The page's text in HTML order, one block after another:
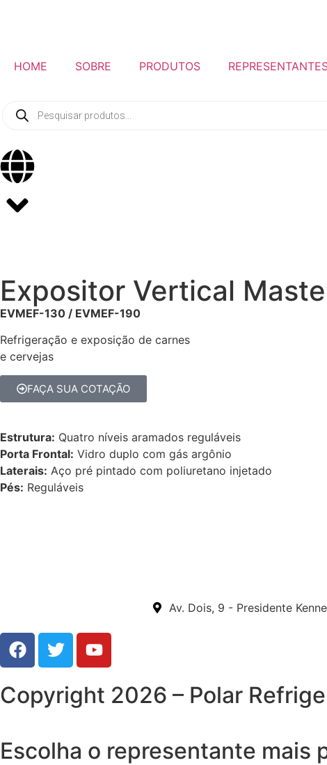
HOME SOBRE PRODUTOS
Expositor Vertical
EVMEF-130 / EVMEF-190
Refrigeração e exposição de carnes
e cervejas
FAÇA SUA COTAÇÃO
Estrutura: Quatro níveis aramados reguláveis
Porta Frontal: Vidro duplo com gás argônio
Laterais: Aço pré pintado com poliuretano injetado
Pés: Reguláveis
Av. Dois, 9 - Presidente
Copyright 2026 – Polar
Escolha o representante mais